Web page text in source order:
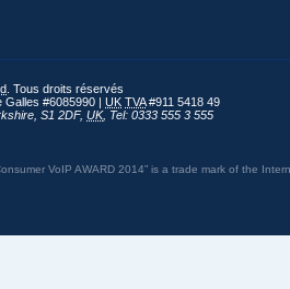
. Tous droits réservés
Galles #6085990 | UK TVA#911 5418 49
S1 2DF, UK, Tel: 0333 555 3 555
VoIP AWARD 2014” is a trade mark of the